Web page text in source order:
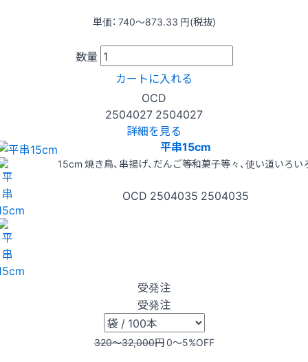
単価： 740〜873.33 円(税抜)
数量
カートに入れる
OCD
2504027 2504027
詳細を見る
平串15cm
15cm 焼き鳥、串揚げ、だんご等和菓子等々、使い道いろい
OCD 2504035 2504035
受発注
受発注
320〜32,000円0〜5%OFF